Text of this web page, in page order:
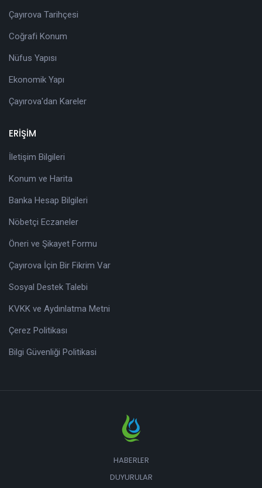
Çayırova Tarihçesi
Coğrafi Konum
Nüfus Yapısı
Ekonomik Yapı
Çayırova'dan Kareler
ERİŞİM
İletişim Bilgileri
Konum ve Harita
Banka Hesap Bilgileri
Nöbetçi Eczaneler
Öneri ve Şikayet Formu
Çayırova İçin Bir Fikrim Var
Sosyal Destek Talebi
KVKK ve Aydınlatma Metni
Çerez Politikası
Bilgi Güvenliği Politikasi
HABERLER
DUYURULAR